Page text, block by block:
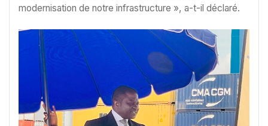
modernisation de notre infrastructure », a-t-il déclaré.